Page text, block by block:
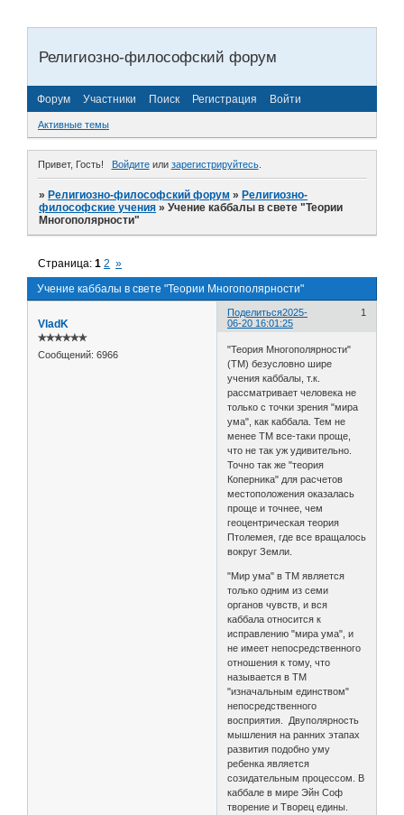
Религиозно-философский форум
Форум Участники Поиск Регистрация Войти
Активные темы
Привет, Гость! Войдитеили зарегистрируйтесь.
»Религиозно-философский форум »Религиозно-
философские учения »Учение каббалы в свете "Теории
Многополярности"
Учение каббалы в свете "Теории Многополярности"
Страница:1 2 »
Поделиться 1
2025-
06-20 16:01:25
VladK
✯✯✯✯✯✯
Сообщений: 6966
"Теория Многополярности"
(ТМ) безусловно шире
учения каббалы, т.к.
рассматривает человека не
только с точки зрения "мира
ума", как каббала. Тем не
менее ТМ все-таки проще,
что не так уж удивительно.
Точно так же "теория
Коперника" для расчетов
местоположения оказалась
проще и точнее, чем
геоцентрическая теория
Птолемея, где все вращалось
вокруг Земли.
"Мир ума" в ТМ является
только одним из семи
органов чувств, и вся
каббала относится к
исправлению "мира ума", и
не имеет непосредственного
отношения к тому, что
называется в ТМ
"изначальным единством"
непосредственного
восприятия. Двуполярность
мышления на ранних этапах
развития подобно уму
ребенка является
созидательным процессом. В
каббале в мире Эйн Соф
творение и Творец едины.